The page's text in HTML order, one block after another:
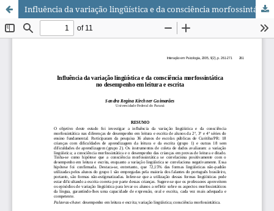
Influência da variação lingüística e da consciência morfossintática no desempenho em leitura e escrita